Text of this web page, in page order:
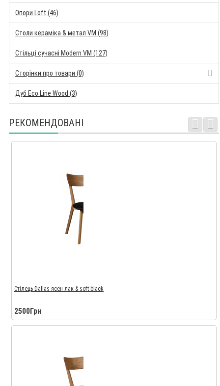
Опори Loft (46)
Столи кераміка & метал VM (98)
Стільці сучасні Modern VM (127)
Сторінки про товари (0)
Дуб Eco Line Wood (3)
РЕКОМЕНДОВАНІ
Стілець Dallas ясен лак & soft black
2500Грн